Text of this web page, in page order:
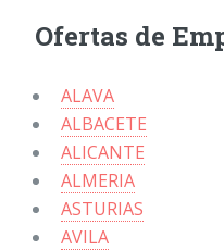
Ofertas de
ALAVA
ALBACETE
ALICANTE
ALMERIA
ASTURIAS
AVILA